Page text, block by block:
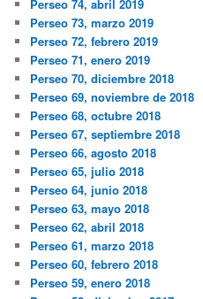
Perseo 74, abril 2019
Perseo 73, marzo 2019
Perseo 72, febrero 2019
Perseo 71, enero 2019
Perseo 70, diciembre 2018
Perseo 69, noviembre de 2018
Perseo 68, octubre 2018
Perseo 67, septiembre 2018
Perseo 66, agosto 2018
Perseo 65, julio 2018
Perseo 64, junio 2018
Perseo 63, mayo 2018
Perseo 62, abril 2018
Perseo 61, marzo 2018
Perseo 60, febrero 2018
Perseo 59, enero 2018